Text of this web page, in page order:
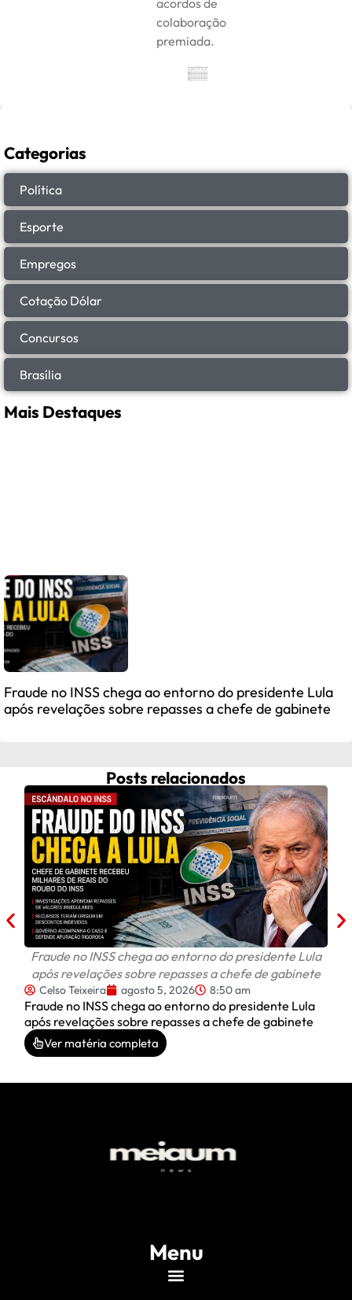
colaboração
premiada.
Categorias
Política
Esporte
Empregos
Cotação Dólar
Concursos
Brasília
Mais Destaques
Fraude no INSS chega ao entorno do presidente Lula
após revelações sobre repasses a chefe de gabinete
Posts relacionados
Fraude no INSS chega ao entorno do presidente Lula
após revelações sobre repasses a chefe de gabinete
Celso Teixeira agosto 5, 2026 8:50 am
Fraude no INSS chega ao entorno do presidente Lula
após revelações sobre repasses a chefe de gabinete
Ver matéria completa
Menu